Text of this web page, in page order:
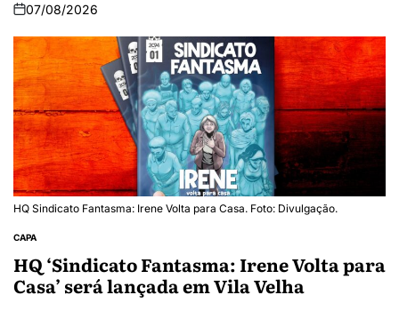
07/08/2026
HQ Sindicato Fantasma: Irene Volta para Casa. Foto: Divulgação.
CAPA
HQ ‘Sindicato Fantasma: Irene Volta para
Casa’ será lançada em Vila Velha